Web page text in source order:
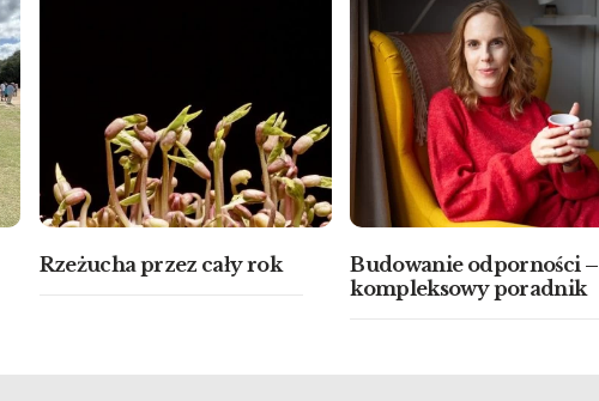
Rzeżucha przez cały rok
Budowanie odporności –
kompleksowy poradnik